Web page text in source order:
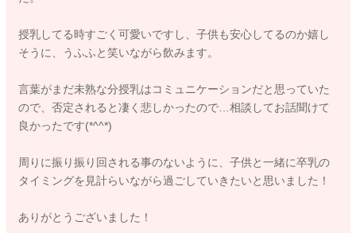
色々な考えはあると思いますが、上の子の虫歯はおっぱいを終
歯磨きをしっかりと行うようにして、食べかすがないようにさ
れておけば、虫歯予防になりますよ。
WHOでも2歳までは、欲しがる時にあげることを推奨されてい
ることもあります。
なんといっても飲んでくれている様子を見ているのが、可愛い
とも思っています。
授乳してる時すごく可愛いですし、子供も安心してるのか嬉し
そうに、うふふと笑いながら飲みます。
言葉がまだ未熟な分授乳はコミュニケーションだと思っていた
ので、否定されると凄く悲しかったので…相談してお話聞けて
良かったです(*^^*)
周りに振り振り回される事のないように、子供と一緒に卒乳の
タイミングを見計らいながら過ごしていきたいと思いました！
ありがとうございました！